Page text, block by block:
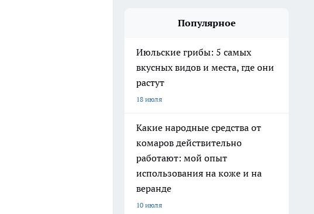
Популярное
Июльские грибы: 5 самых
вкусных видов и места, где они
растут
18 июля
Какие народные средства от
комаров действительно
работают: мой опыт
использования на коже и на
веранде
10 июля